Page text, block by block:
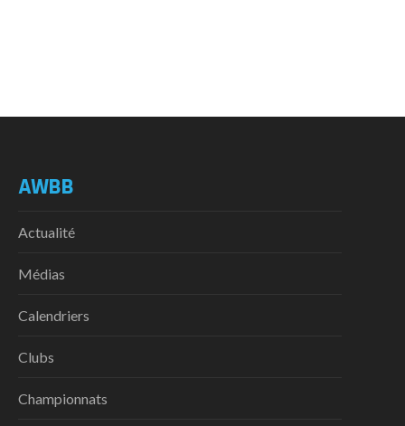
AWBB
Actualité
Médias
Calendriers
Clubs
Championnats